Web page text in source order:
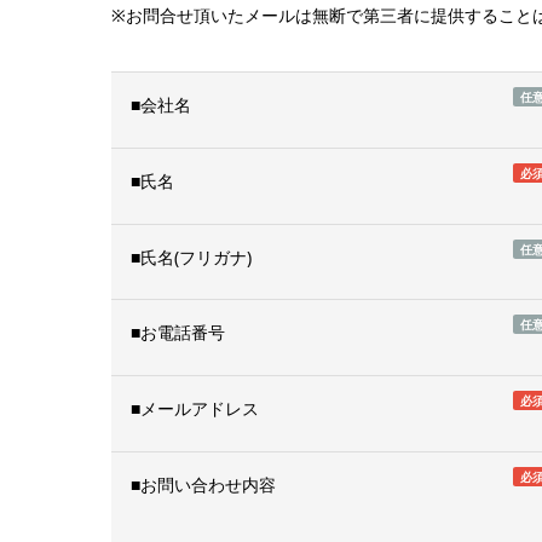
※お問合せ頂いたメールは無断で第三者に提供すること
■会社名 任
■氏名 必
■氏名(フリガナ) 任
■お電話番号 任
■メールアドレス 必
■お問い合わせ内容 必